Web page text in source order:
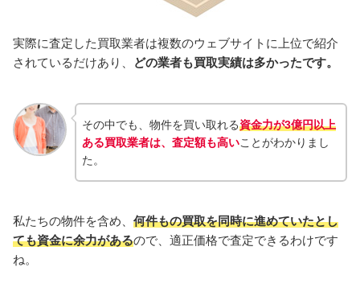
実際に査定した買取業者は複数のウェブサイトに上位で紹介
されているだけあり、
どの業者も買取実績は多かったです。
その中でも、物件を買い取れる資金力が3億円以上
ある買取業者は、査定額も高いことがわかりまし
た。
私たちの物件を含め、 何件もの買取を同時に進めていたとし
ても資金に余力があるので、適正価格で査定できるわけです
ね。